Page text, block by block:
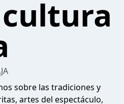
sobre las tradiciones y
artes del espectáculo,